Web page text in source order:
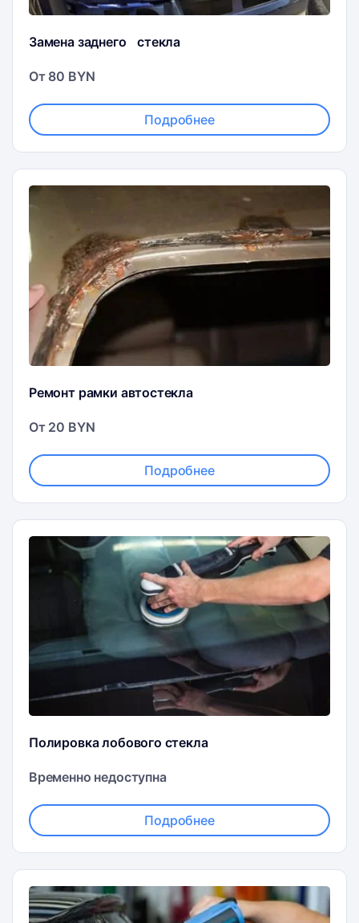
Замена заднего стекла
От 80 BYN
Подробнее
Ремонт рамки автостекла
От 20 BYN
Подробнее
Полировка лобового стекла
Временно недоступна
Подробнее